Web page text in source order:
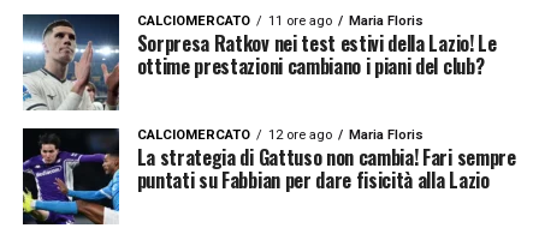
CALCIOMERCATO 11 ore ago Maria Floris
Sorpresa Ratkov nei test estivi della Lazio! Le
ottime prestazioni cambiano i piani del club?
CALCIOMERCATO 12 ore ago Maria Floris
La strategia di Gattuso non cambia! Fari sempre
puntati su Fabbian per dare fisicità alla Lazio